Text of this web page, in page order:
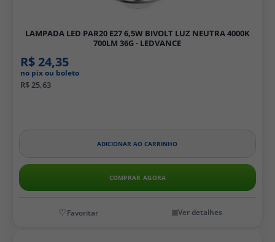
LAMPADA LED PAR20 E27 6,5W BIVOLT LUZ NEUTRA 4000K
700LM 36G - LEDVANCE
R$ 24,35
no pix ou boleto
R$ 25,63
ADICIONAR AO CARRINHO
COMPRAR AGORA
Ver detalhes